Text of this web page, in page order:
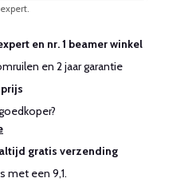
en nr. 1 beamer winkel
en 2 jaar garantie
gratis verzending
met een 9,1.